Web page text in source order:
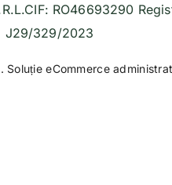
RO46693290
J29/329/2023
eCommerce